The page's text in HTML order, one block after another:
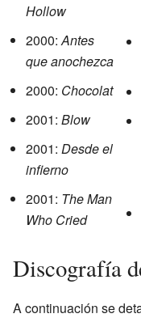
Hollow
2000:Antes
que anochezca
2000: Chocolat
2001: Blow
2001: Desde el
infierno
2001: The Man
Who Cried
Discografía
A continuación se